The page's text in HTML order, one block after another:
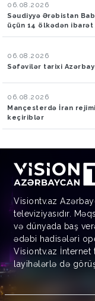
06.08.2026
Səudiyyə Ərəbistan
üçün 14 ölkədən ibarət
06.08.2026
Səfəvilər tarixi
06.08.2026
Mançesterdə İran
keçiriblər
Visiontv.az
televiziyasıdır.
və dünyada baş
ədəbi hadisələri
Visiontv.az İnternet
layihələrlə də